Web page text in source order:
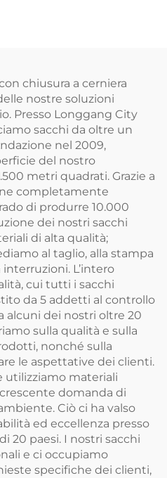
grande
chiusura a cerniera
nostre soluzioni
Presso Longgang City
sacchi da oltre un
nel 2009,
del nostro
metri quadrati. Grazie a
completamente
di produrre 10.000
dei nostri sacchi
di alta qualità;
al taglio, alla stampa
interruzioni. L’intero
cui tutti i sacchi
da 5 addetti al controllo
alcuni dei nostri oltre 20
sulla qualità e sulla
nonché sulla
le aspettative dei clienti.
utilizziamo materiali
domanda di
Ciò ci ha valso
ed eccellenza presso
20 paesi. I nostri sacchi
e ci occupiamo
specifiche dei clienti,